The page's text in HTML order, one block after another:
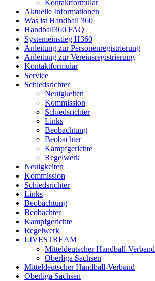
Kontaktformular
Aktuelle Informationen
Was ist Handball 360
Handball360 FAQ
Systemeinstieg H360
Anleitung zur Personenregistrierung
Anleitung zur Vereinsregistrierung
Kontaktformular
Service
Schiedsrichter
Neuigkeiten
Kommission
Schiedsrichter
Links
Beobachtung
Beobachter
Kampfgerichte
Regelwerk
Neuigkeiten
Kommission
Schiedsrichter
Links
Beobachtung
Beobachter
Kampfgerichte
Regelwerk
LIVESTREAM
Mitteldeutscher Handball-Verband
Oberliga Sachsen
Mitteldeutscher Handball-Verband
Oberliga Sachsen